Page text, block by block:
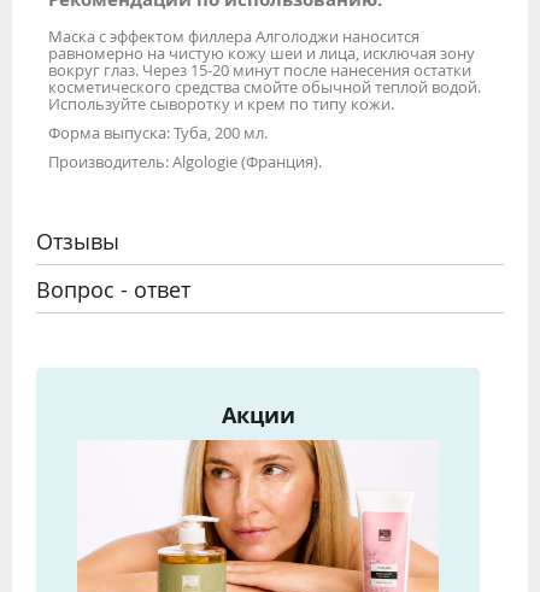
Маска с эффектом филлера Алголоджи наносится
равномерно на чистую кожу шеи и лица, исключая зону
вокруг глаз. Через 15-20 минут после нанесения остатки
косметического средства смойте обычной теплой водой.
Используйте сыворотку и крем по типу кожи.
Форма выпуска: Туба, 200 мл.
Производитель: Algologie (Франция).
Отзывы
Вопрос - ответ
Акции